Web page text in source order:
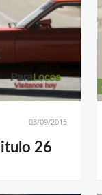
03/09/2015
26